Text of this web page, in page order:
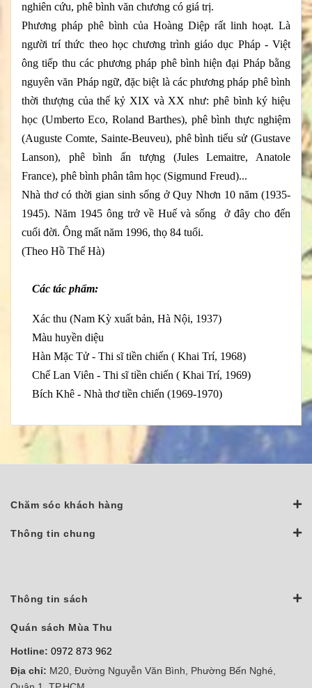
nghiên cứu, phê bình văn chương có giá trị.
Phương pháp phê bình của Hoàng Diệp rất linh hoạt. Là
người trí thức theo học chương trình giáo dục Pháp - Việt
ông tiếp thu các phương pháp phê bình hiện đại Pháp bằng
nguyên văn Pháp ngữ, đặc biệt là các phương pháp phê bình
thời thượng của thế kỷ XIX và XX như: phê bình ký hiệu
học (Umberto Eco, Roland Barthes), phê bình thực nghiệm
(Auguste Comte, Sainte-Beuveu), phê bình tiểu sử (Gustave
Lanson), phê bình ấn tượng (Jules Lemaitre, Anatole
France), phê bình phân tâm học (Sigmund Freud)...
Nhà thơ có thời gian sinh sống ở Quy Nhơn 10 năm (1935-
1945). Năm 1945 ông trở về Huế và sống ở đây cho đến
cuối đời. Ông mất năm 1996, thọ 84 tuổi.
(Theo Hồ Thế Hà)
Các tác phẩm:
Xác thu (Nam Kỳ xuất bản, Hà Nội, 1937)
Màu huyền diệu
Hàn Mặc Tử - Thi sĩ tiền chiến ( Khai Trí, 1968)
Chế Lan Viên - Thi sĩ tiền chiến ( Khai Trí, 1969)
Bích Khê - Nhà thơ tiền chiến (1969-1970)
Chăm sóc khách hàng
Thông tin chung
Thông tin sách
Quán sách Mùa Thu
Hotline: 0972 873 962
Địa chỉ: M20, Đường Nguyễn Văn Bình, Phường Bến Nghé,